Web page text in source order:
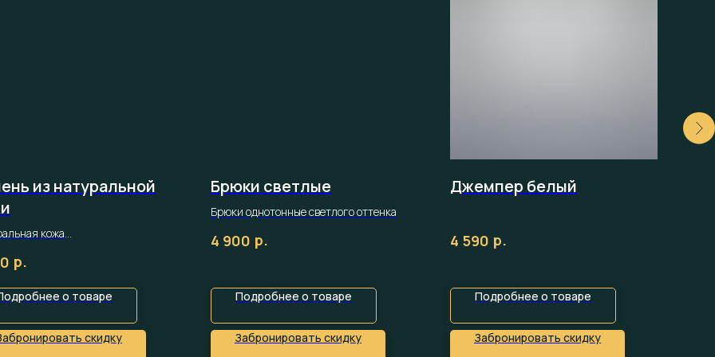
из натуральной
кожа
р.
о товаре
скидку
Брюки светлые
Брюки однотонные светлого оттенка
4 900 р.
Подробнее о товаре
Забронировать скидку
Джемпер белый
4 590 р.
Подробнее о товаре
Забронировать скидку